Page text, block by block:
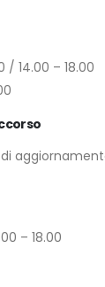
/ 14.00 – 18.00
– 18.00